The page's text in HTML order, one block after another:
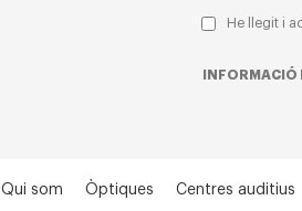
He llegit i
INFORMACIÓ
Qui som Òptiques Centres auditius